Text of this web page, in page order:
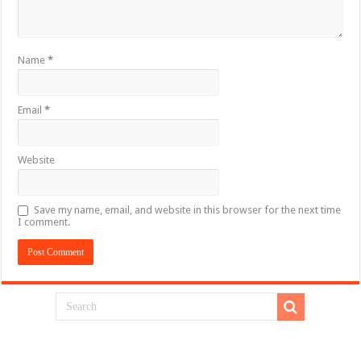
Name*
Email*
Website
Save my name, email, and website in this browser for the next time
I comment.